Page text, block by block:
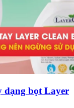
dạng bọt Layer